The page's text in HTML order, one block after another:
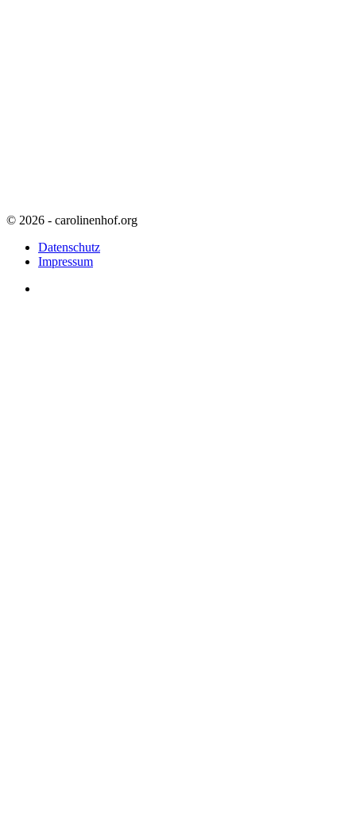
© 2026 - carolinenhof.org
Datenschutz
Impressum